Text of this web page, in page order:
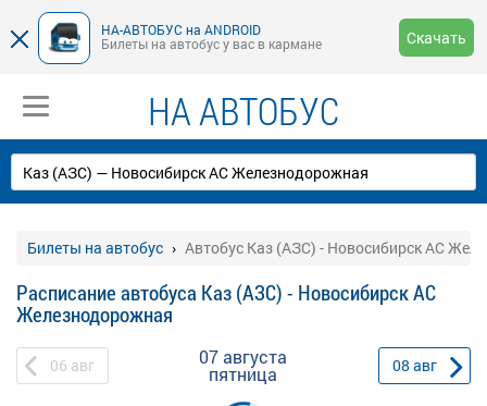
НА-АВТОБУС на ANDROID
Билеты на автобус у вас в кармане
Скачать
НА АВТОБУС
Билеты на автобус Автобус Каз (АЗС) - Новосибирск АС
Расписание автобуса Каз (АЗС) - Новосибирск АС
Железнодорожная
06 авг 07 августа
пятница 08 авг